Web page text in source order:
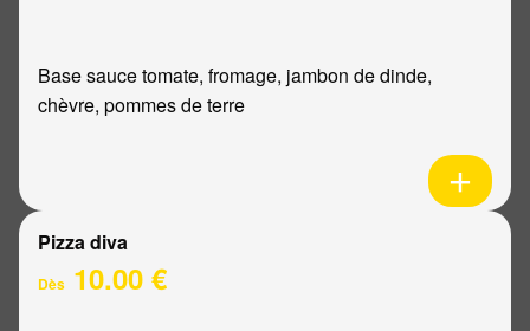
Base sauce tomate, fromage, jambon de dinde,
chèvre, pommes de terre
Pizza diva
Dès 10.00 €